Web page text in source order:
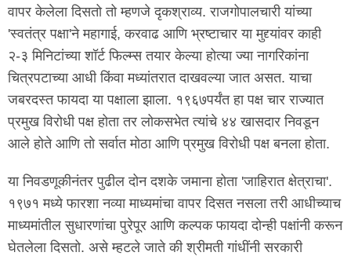
वापर केलेला दिसतो तो म्हणजे दृकश्राव्य. राजगोपालचारी यांच्या
'स्वतंत्र पक्षा'ने महागाई, करवाढ आणि भ्रष्टाचार या मुद्द्यांवर काही
२-३ मिनिटांच्या शॉर्ट फिल्म्स तयार केल्या होत्या ज्या नागरिकांना
चित्रपटाच्या आधी किंवा मध्यांतरात दाखवल्या जात असत. याचा
जबरदस्त फायदा या पक्षाला झाला. १९६७पर्यंत हा पक्ष चार राज्यात
प्रमुख विरोधी पक्ष होता तर लोकसभेत त्यांचे ४४ खासदार निवडून
आले होते आणि तो सर्वात मोठा आणि प्रमुख विरोधी पक्ष बनला होता.
या निवडणूकीनंतर पुढील दोन दशके जमाना होता 'जाहिरात क्षेत्राचा'.
१९७१ मध्ये फारशा नव्या माध्यमांचा वापर दिसत नसला तरी आधीच्याच
माध्यमांतील सुधारणांचा पुरेपूर आणि कल्पक फायदा दोन्ही पक्षांनी करून
घेतलेला दिसतो. असे म्हटले जाते की श्रीमती गांधींनी सरकारी